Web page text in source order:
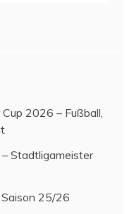
2026 – Fußball,
Stadtligameister
Saison 25/26